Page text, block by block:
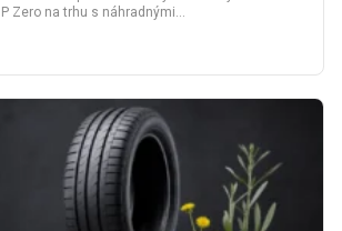
Zero na trhu s náhradnými…